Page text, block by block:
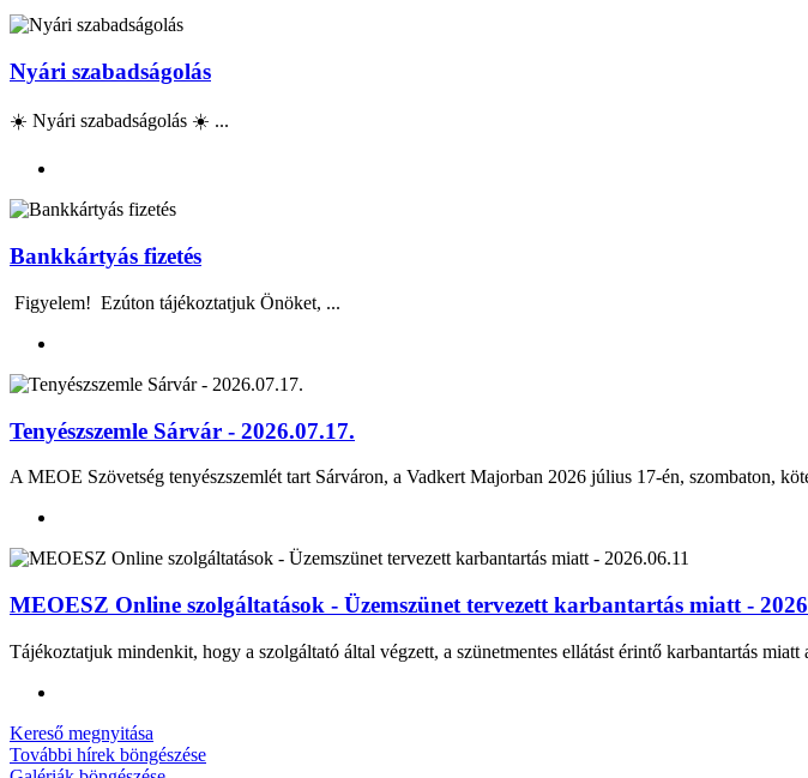
Nyári szabadságolás
☀️ Nyári szabadságolás ☀️ ...
Bankkártyás fizetés
Figyelem! Ezúton tájékoztatjuk Önöket, ...
Tenyészszemle Sárvár - 2026.07.17.
A MEOE Szövetség tenyészszemlét tart Sárváron, a Vadkert Majorban 2026 július 17-én, szombaton,
MEOESZ Online szolgáltatások - Üzemszünet tervezett karbantartás miatt -
Tájékoztatjuk mindenkit, hogy a szolgáltató által végzett, a szünetmentes ellátást érintő karbantartás
Kereső megnyitása
További hírek böngészése